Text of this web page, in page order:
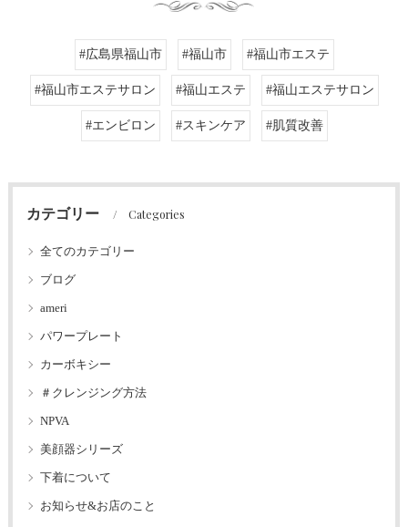
#広島県福山市 #福山市 #福山市エステ
#福山市エステサロン #福山エステ #福山エステサロン
#エンビロン #スキンケア #肌質改善
カテゴリー Categories
全てのカテゴリー
ブログ
ameri
パワープレート
カーボキシー
＃クレンジング方法
NPVA
美顔器シリーズ
下着について
お知らせ&お店のこと